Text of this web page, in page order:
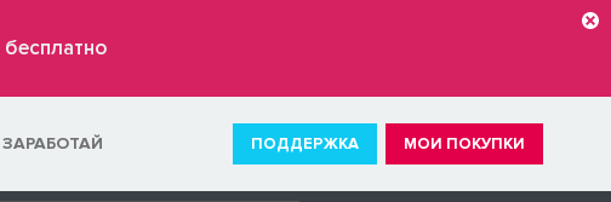
бесплатно
ЗАРАБОТАЙ ПОДДЕРЖКА МОИ ПОКУПКИ